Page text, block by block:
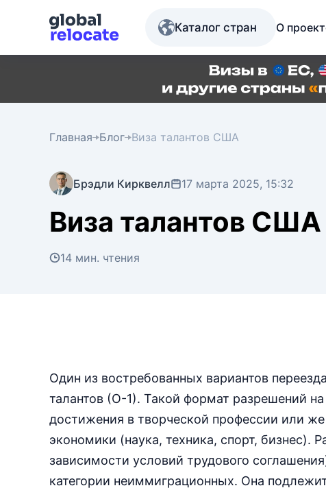
Каталог стран О
Главная Блог Виза талантов США
Брэдли Кирквелл 17 марта 2025, 15:32
Виза талантов США
14 мин. чтения
Один из востребованных вариантов
талантов (О-1). Такой формат разрешений
достижения в творческой профессии или
экономики (наука, техника, спорт, бизнес).
зависимости условий трудового
категории неиммиграционных. Она